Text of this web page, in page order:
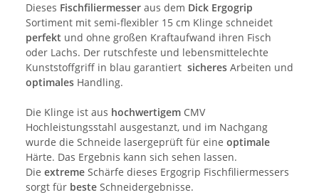
Dieses Fischfiliermesser aus dem Dick Ergogrip
Sortiment mit semi-flexibler 15 cm Klinge schneidet
perfekt und ohne großen Kraftaufwand ihren Fisch
oder Lachs. Der rutschfeste und lebensmittelechte
Kunststoffgriff in blau garantiert sicheres Arbeiten und
optimales Handling.
Die Klinge ist aus hochwertigem CMV
Hochleistungsstahl ausgestanzt, und im Nachgang
wurde die Schneide lasergeprüft für eine optimale
Härte. Das Ergebnis kann sich sehen lassen.
Die extreme Schärfe dieses Ergogrip Fischfiliermessers
sorgt für beste Schneidergebnisse.